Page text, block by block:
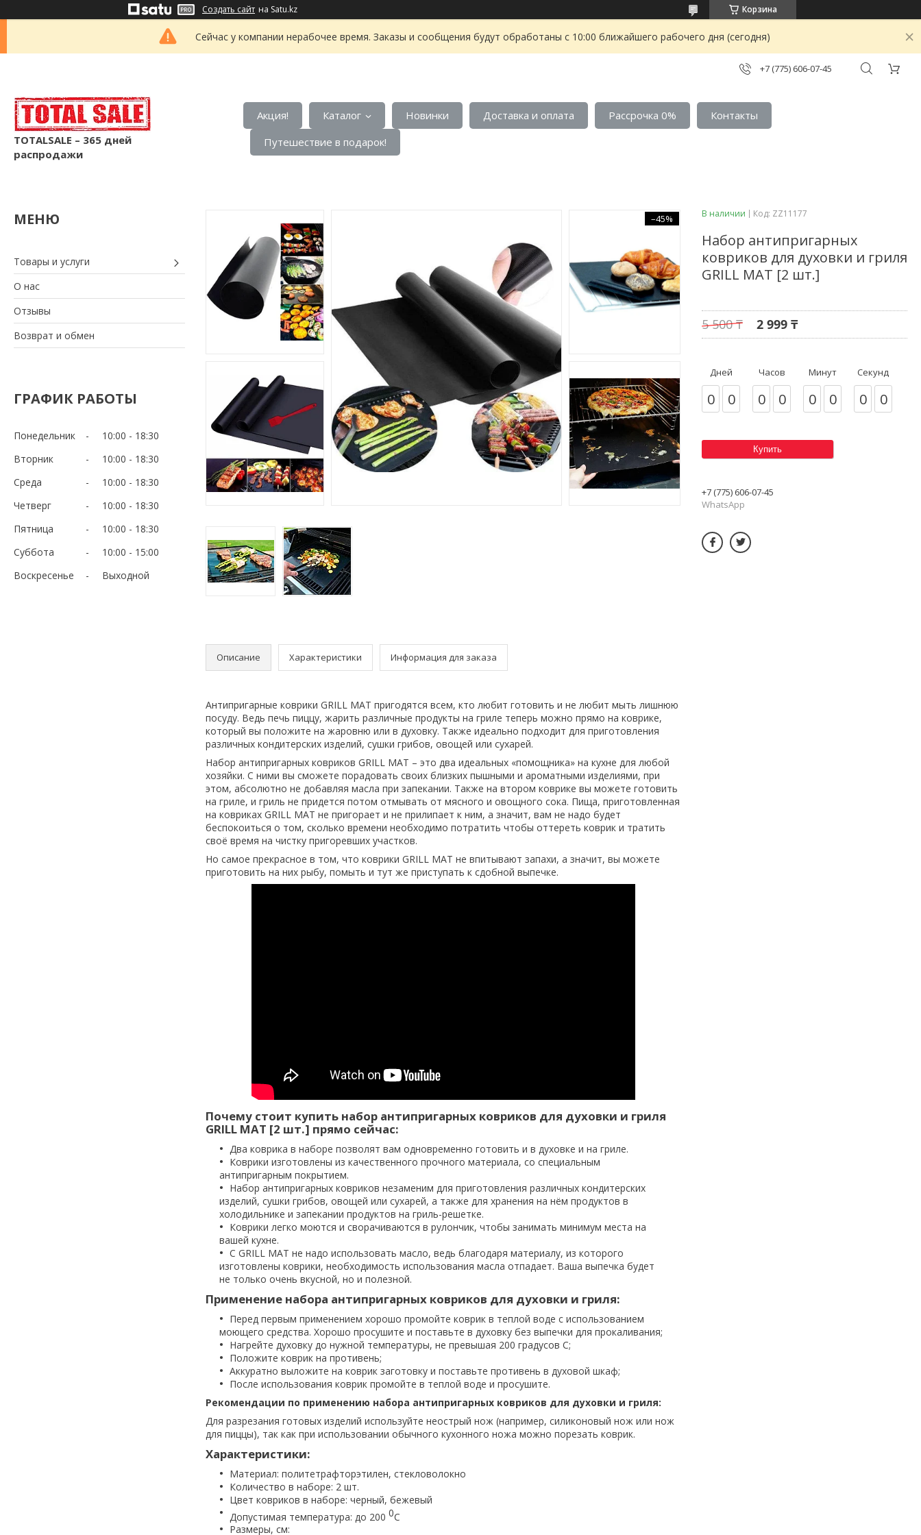
Создать сайт на Satu.kz Корзина
Сейчас у компании нерабочее время. Заказы и сообщения будут обработаны с 10:00 ближайшего рабочего дня (сегодня)
+7 (775) 606-07-45
TOTALSALE – 365 дней
распродажи
Акция! Каталог Новинки Доставка и оплата Рассрочка 0%
Контакты
Путешествие в подарок!
Товары и услуги
О нас
Отзывы
Возврат и обмен
ГРАФИК РАБОТЫ
Понедельник 10:00
18:30
Вторник
10:00
18:30
Среда
10:00
18:30
Четверг
10:00
18:30
Пятница
10:00
18:30
Суббота
10:00
15:00
Воскресенье
Выходной
–45%
Описание Характеристики Информация для заказа
Антипригарные коврики GRILL MAT пригодятся всем, кто любит готовить и не любит мыть лишнюю
посуду. Ведь печь пиццу, жарить различные продукты на гриле теперь можно прямо на коврике,
который вы положите на жаровню или в духовку. Также идеально подходит для приготовления
различных кондитерских изделий, сушки грибов, овощей или сухарей.
Набор антипригарных ковриков GRILL MAT – это два идеальных «помощника» на кухне для любой
хозяйки. С ними вы сможете порадовать своих близких пышными и ароматными изделиями, при
этом, абсолютно не добавляя масла при запекании. Также на втором коврике вы можете готовить
на гриле, и гриль не придется потом отмывать от мясного и овощного сока. Пища, приготовленная
на ковриках GRILL MAT не пригорает и не прилипает к ним, а значит, вам не надо будет
беспокоиться о том, сколько времени необходимо потратить чтобы оттереть коврик и тратить
своё время на чистку пригоревших участков.
Но самое прекрасное в том, что коврики GRILL MAT не впитывают запахи, а значит, вы можете
приготовить на них рыбу, помыть и тут же приступать к сдобной выпечке.
Почему стоит купить набор антипригарных ковриков для духовки и гриля
GRILL MAT [2 шт.] прямо сейчас:
Два коврика в наборе позволят вам одновременно готовить и в духовке и на гриле.
Коврики изготовлены из качественного прочного материала, со специальным
антипригарным покрытием.
Набор антипригарных ковриков незаменим для приготовления различных кондитерских
изделий, сушки грибов, овощей или сухарей, а также для хранения на нём продуктов в
холодильнике и запекании продуктов на гриль-решетке.
Коврики легко моются и сворачиваются в рулончик, чтобы занимать минимум места на
вашей кухне.
С GRILL MAT не надо использовать масло, ведь благодаря материалу, из которого
изготовлены коврики, необходимость использования масла отпадает. Ваша выпечка будет
не только очень вкусной, но и полезной.
Применение набора антипригарных ковриков для духовки и гриля:
Перед первым применением хорошо промойте коврик в теплой воде с использованием
моющего средства. Хорошо просушите и поставьте в духовку без выпечки для прокаливания;
Нагрейте духовку до нужной температуры, не превышая 200 градусов С;
Положите коврик на противень;
Аккуратно выложите на коврик заготовку и поставьте противень в духовой шкаф;
После использования коврик промойте в теплой воде и просушите.
Рекомендации по применению набора антипригарных ковриков для духовки и гриля:
Для разрезания готовых изделий используйте неострый нож (например, силиконовый нож или нож
для пиццы), так как при использовании обычного кухонного ножа можно порезать коврик.
Характеристики:
Материал: политетрафторэтилен, стекловолокно
Количество в наборе: 2 шт.
Цвет ковриков в наборе: черный, бежевый
Допустимая температура: до 200 0С
Размеры, см:
В наличии Код: ZZ11177
Набор антипригарных
ковриков для духовки и гриля
GRILL MAT [2 шт.]
5 500 ₸ 2 999 ₸
Дней
0 0
Часов
0 0
Минут
0 0
Секунд
0 0
Купить
+7 (775) 606-07-45
WhatsApp